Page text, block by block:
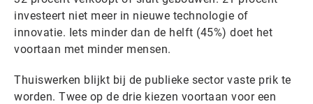
investeert niet meer in nieuwe technologie of
innovatie. Iets minder dan de helft (45%) doet het
voortaan met minder mensen.
Thuiswerken blijkt bij de publieke sector vaste prik te
worden. Twee op de drie kiezen voortaan voor een